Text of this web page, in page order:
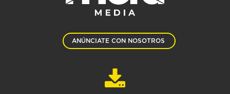
ANÚNCIATE CON NOSOTROS